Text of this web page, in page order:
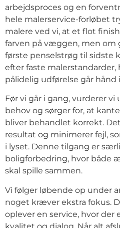
arbejdsproces og en
hele malerservice-forløbet
malere ved vi, at et flot
farven på væggen, men om
første penselstrøg til sidste
efter faste
pålidelig udførelse går hånd
Før vi går i gang, vurderer
behov og sørger for, at
bliver behandlet korrekt.
resultat og minimerer fejl,
i lyset. Denne tilgang er
boligforbedring, hvor både
skal spille sammen.
Vi følger løbende op under
noget kræver ekstra fokus.
oplever en service, hvor der
kvalitet og dialog. Når alt